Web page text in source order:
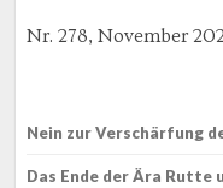
Nr. 278, November
Nein zur Verschärfung
Das Ende der Ära Rutte